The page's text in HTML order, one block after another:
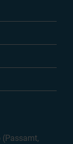
(Passamt,